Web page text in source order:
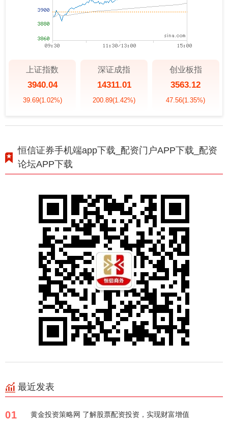
上证指数
3940.04
39.69(1.02%)
深证成指
14311.01
200.89(1.42%)
创业板指
3563.12
47.56(1.35%)
恒信证券手机端app下载_配资门户APP下载_配资
论坛APP下载
最近发表
01 黄金投资策略网 了解股票配资投资，实现财富增值